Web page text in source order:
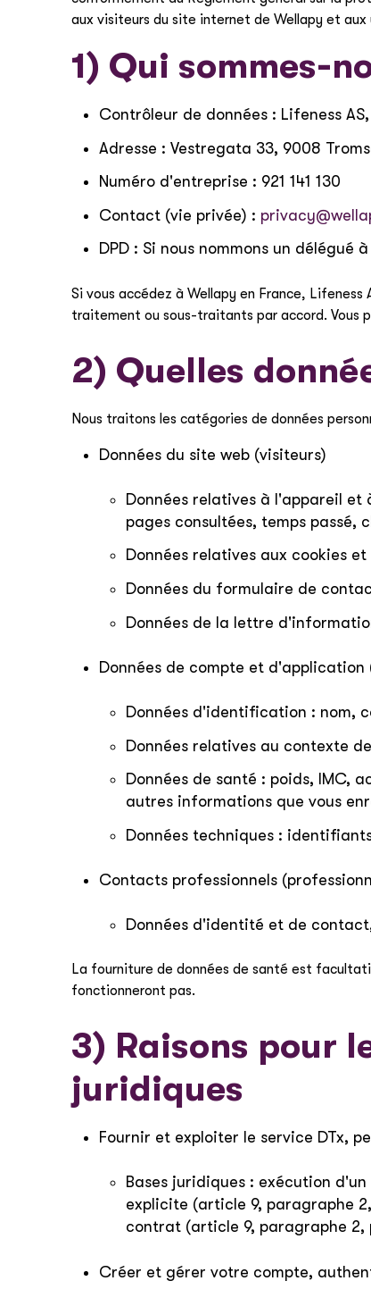
aux visiteurs du site internet de Wellapy et
1) Qui sommes-
Contrôleur de données : Lifeness
Adresse : Vestregata 33, 9008
Numéro d'entreprise : 921 141 130
Contact (vie privée) :
DPD : Si nous nommons un
Si vous accédez à Wellapy en France,
traitement ou sous-traitants par accord. Vous
2) Quelles
Nous traitons les catégories de données
Données du site web (visiteurs)
Données relatives à l'appareil
pages consultées, temps passé,
Données relatives aux cookies
Données du formulaire de
Données de la lettre
Données de compte et d'application
Données d'identification : nom,
Données relatives au contexte
Données de santé : poids, IMC,
autres informations que vous
Données techniques :
Contacts professionnels
Données d'identité et de
La fourniture de données de santé est
fonctionneront pas.
3) Raisons pour
juridiques
Fournir et exploiter le service DTx,
Bases juridiques : exécution
explicite (article 9, paragraphe
contrat (article 9, paragraphe 2,
Créer et gérer votre compte,